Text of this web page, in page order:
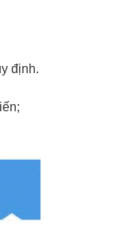
định.